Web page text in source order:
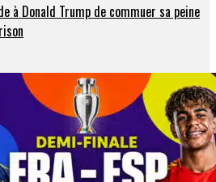
à Donald Trump de commuer sa peine